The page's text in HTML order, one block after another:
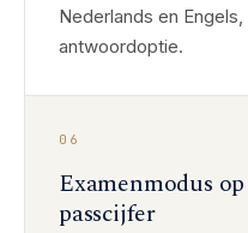
Nederlands en
antwoordoptie.
06
Examenmodus
passcijfer